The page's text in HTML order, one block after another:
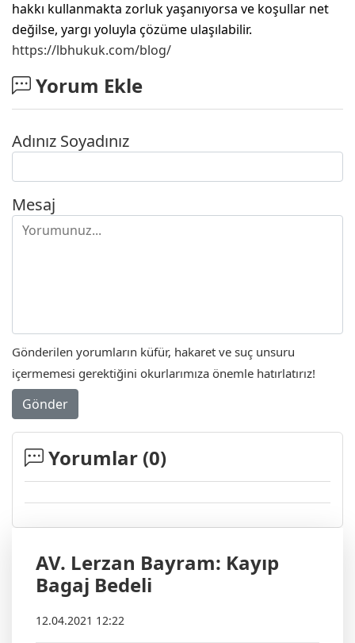
hakkı kullanmakta zorluk yaşanıyorsa ve koşullar net
değilse, yargı yoluyla çözüme ulaşılabilir.
https://lbhukuk.com/blog/
Yorum Ekle
Adınız Soyadınız
Mesaj
Gönderilen yorumların küfür, hakaret ve suç unsuru
içermemesi gerektiğini okurlarımıza önemle hatırlatırız!
Gönder
Yorumlar (0)
AV. Lerzan Bayram: Kayıp
Bagaj Bedeli
12.04.2021 12:22